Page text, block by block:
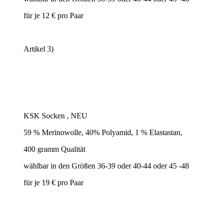
für je 12 € pro Paar
Artikel 3)
KSK Socken , NEU
59 % Merinowolle, 40% Polyamid, 1 % Elastastan,
400 gramm Qualität
wählbar in den Größen 36-39 oder 40-44 oder 45 -48
für je 19 € pro Paar